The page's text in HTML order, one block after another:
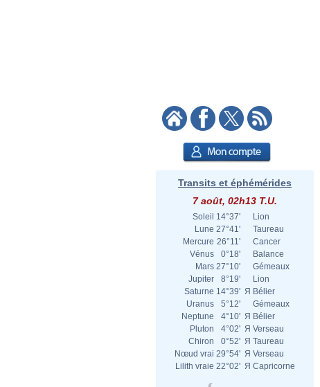
Transits et éphémérides
7 août, 02h13 T.U.
Soleil 14°37'
Lion
Lune 27°41'
Taureau
Mercure 26°11'
Cancer
Vénus
0°18'
Balance
Mars 27°10'
Gémeaux
Jupiter
8°19'
Lion
Saturne 14°39' Я Bélier
Uranus
5°12'
Gémeaux
Neptune
4°10' Я Bélier
Pluton
4°02' Я Verseau
Chiron
0°52' Я Taureau
Nœud vrai 29°54' Я Verseau
Lilith vraie 22°02' Я Capricorne